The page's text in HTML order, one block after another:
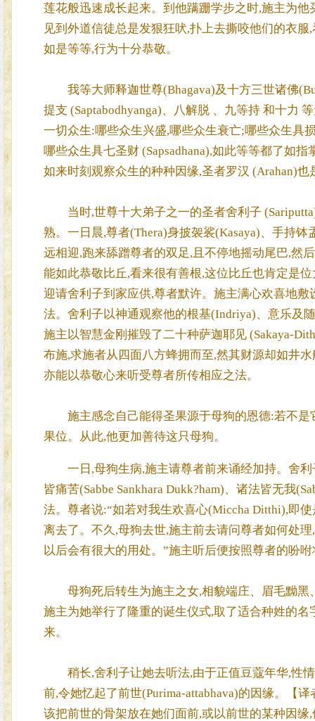
莲花般迅速成长起来。到他蹒跚学步之时,施主为
见到外道信徒总是发狠狂吠,扑上去撕咬他们的衣
如是等等,行为十分恭敬。
我等大师释迦世尊(Bhagava)及十方三世诸佛
提支 (Saptabodhyanga)、八解脱 、九等持 和十力
一切众生:哪些众生兴盛,哪些众生衰亡;哪些众生具
哪些众生具七圣财 (Sapsadhana),如此等等都了如
如来时刻观察众生的种种因缘,圣者罗汉 (Arahan)也
当时,世尊十大弟子之一的圣者舍利子
熟。一日晨,尊者(Thera)身披袈裟(Kasaya)、手持
远相迎,跑来舔蹭尊者的双足,且不停地摇动尾巴,然
能如此恭敬比丘,看来很有善根,这位比丘也肯定是
迎请舍利子到家应供,尊者默许。施主满心欢喜地
法。舍利子以神通观察他的根基(Indriya)、意乐及
施主以智慧金刚摧毁了二十种萨迦耶见 (Sakaya-
布施,求施者从四面八方蜂拥而至,然其财源却如井
亦能以恭敬心来听受尊者所传相应之法。
施主感念自己能得圣果源于母狗的恩德:若不是
果位。从此,他更加善待这只母狗。
一日,母狗生病,施主请尊者前来诵经加持。舍利
皆痛苦(Sabbe Sankhara Dukk?ham)、诸法皆无我
法。尊者说:“如若对我生欢喜心(Miccha Ditthi),即
离去了。不久,母狗去世,施主前去请问尊者如何处
以后会有很大的用处。”施主听后便按照尊者的吩
母狗死后转生为施主之女,相貌端庄、眉毛黝黑
施主为她举行了隆重的诞生仪式,取了适合种姓的
来。
稍长,舍利子让她去听法,由于正值豆蔻年华,性情
前,令她忆起了前世(Purima-attabhava)的因缘。【
该把前世的骨架放在她们面前,或以前世的某种因